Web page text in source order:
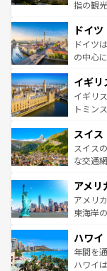
せる。
ンテン
指の観
で、幅
聖堂、
から魅
いる。
香り高
らに、
れる地
を参照
ドイツ
ドイツ
の中心
顔を持
ルリン
してラ
は、お酒
ドイツ
イギリ
イギリ
トミン
リアご
ティー
戦など
ンツ一覧
スイス
スイス
な交通
の建物
博物館
ことが
ば市内交
着のス
アメリ
アメリ
東海岸
のよう
ンメン
西部に
ハワイ
年間を
ハワイ